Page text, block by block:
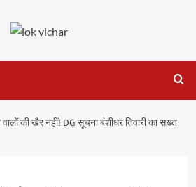
की खैर नहीं! DG सूचना बंशीधर तिवारी का सख्त